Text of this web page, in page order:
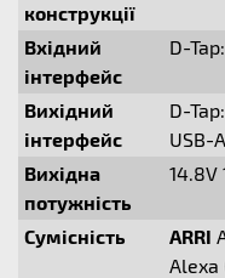
конструкції
Вхідний
інтерфейс
D-
Вихідний
інтерфейс
D-
USB-
Вихідна
потужність
14.8V
Сумісність ARRI
Alexa